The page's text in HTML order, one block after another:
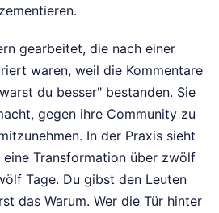
gearbeitet, die nach einer
waren, weil die Kommentare
du besser" bestanden. Sie
gegen ihre Community zu
In der Praxis sieht
Transformation über zwölf
Tage. Du gibst den Leuten
das Warum. Wer die Tür hinter